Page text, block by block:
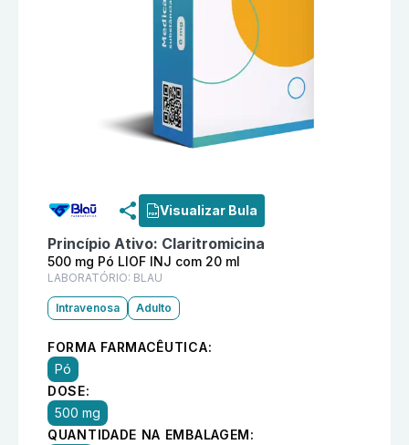
Visualizar Bula
Princípio Ativo: Claritromicina
500 mg Pó LIOF INJ com 20 ml
LABORATÓRIO: BLAU
Intravenosa Adulto
FORMA FARMACÊUTICA:
Pó
DOSE:
500 mg
QUANTIDADE NA EMBALAGEM: